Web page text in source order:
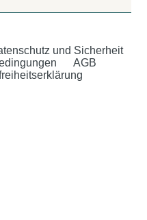
und Sicherheit
AGB